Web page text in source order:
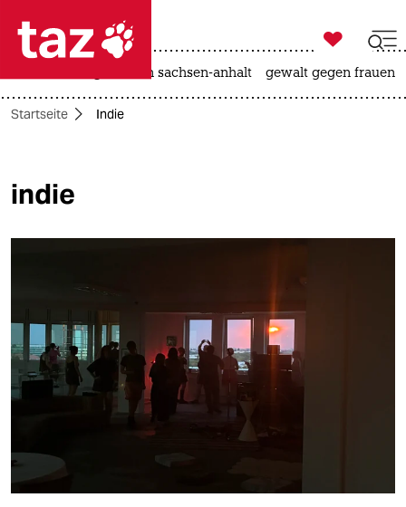

politik
öko
gesellschaft
kultur
sport
nord
wahrheit

taz zahl ich
landtagswahl in sachsen-anhalt gewalt gegen frauen
Startseite Indie
indie